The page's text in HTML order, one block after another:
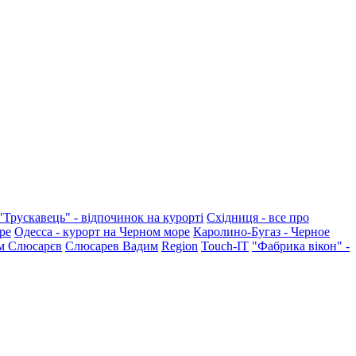
- відпочинок на курорті Східниця - все про
Одесса - курорт на Черном море Каролино-Бугаз - Черное
Слюсарєв Слюсарев Вадим Region Touch-IT "Фабрика вікон" -